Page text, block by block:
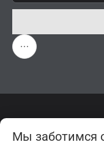
Мы заботимся